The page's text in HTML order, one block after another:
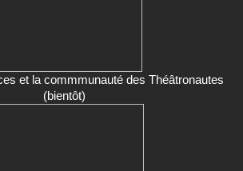
et la commmunauté des Théâtronautes
(bientôt)